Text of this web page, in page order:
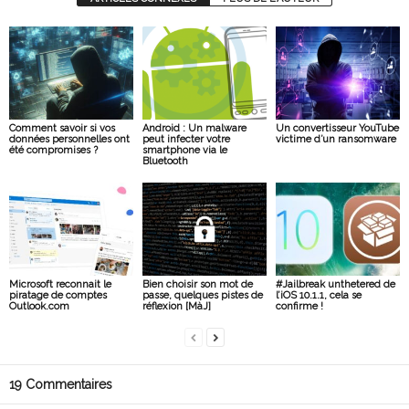
Comment savoir si vos
données personnelles ont
été compromises ?
Android : Un malware
peut infecter votre
smartphone via le
Bluetooth
Un convertisseur YouTube
victime d’un ransomware
Microsoft reconnait le
piratage de comptes
Outlook.com
Bien choisir son mot de
passe, quelques pistes de
réflexion [MàJ]
#Jailbreak unthetered de
l’iOS 10.1.1, cela se
confirme !
19 Commentaires